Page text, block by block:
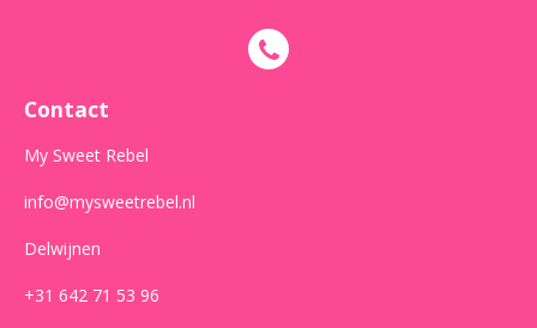
k
r
a
m
Contact
My Sweet Rebel
info@mysweetrebel.nl
Delwijnen
+31 642 71 53 96